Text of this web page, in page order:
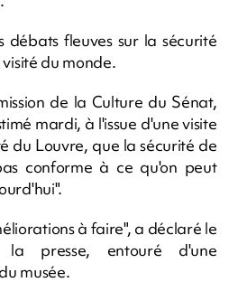
débats fleuves sur la sécurité
du monde.
de la Culture du Sénat,
mardi, à l'issue d'une visite
du Louvre, que la sécurité de
conforme à ce qu'on peut
à faire", a déclaré le
presse, entouré d'une
musée.